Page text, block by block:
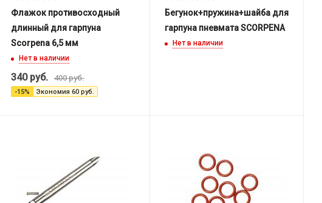
Флажок противосходный
длинный для гарпуна
Scorpena 6,5 мм
Нет в наличии
340руб. 400руб.
-15% Экономия 60 руб.
Бегунок+пружина+шайба для
гарпуна пневмата SCORPENA
Нет в наличии